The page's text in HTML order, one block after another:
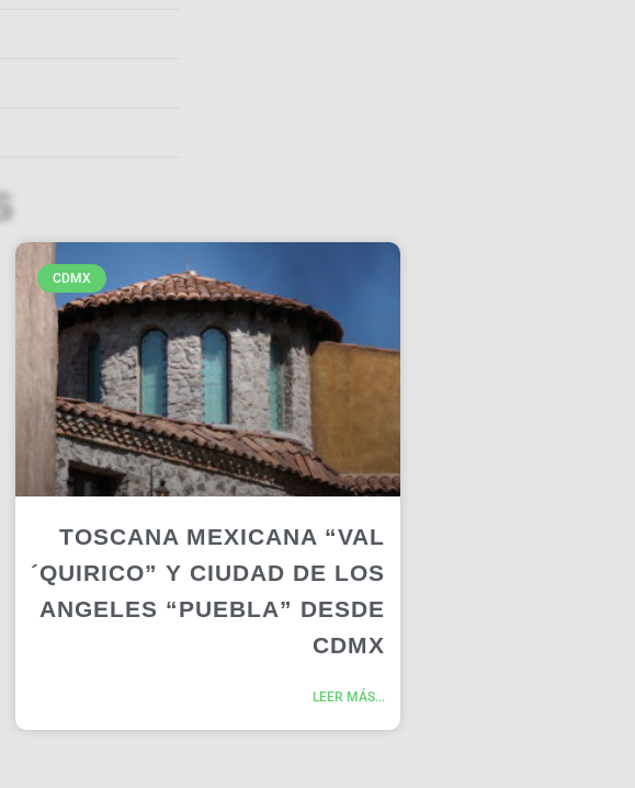
CDMX
TOSCANA MEXICANA “VAL
´QUIRICO” Y CIUDAD DE LOS
ANGELES “PUEBLA” DESDE
CDMX
LEER MÁS...